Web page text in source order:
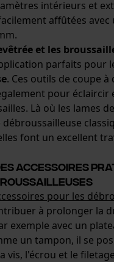
intérieurs et
affûtées avec
et les
parfaits pour
. Ces outils de coupe à
pour éclaircir
Là où les lames
font un excellent
accessoires
pour les
à prolonger la
exemple avec un
un tampon, il se
vis, l'écrou et le
Econda Analytics
Mouseflow Web Analytics
Fact-Finder Tracking
de performance
Loop54 Personalization
Page d'accueil personnalisée